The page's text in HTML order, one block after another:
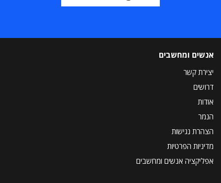
אנשים ומחשבים
יצירת קשר
דרושים
אודות
הנמר
הצהרת נגישות
מדיניות הפרטיות
אפליקציה אנשים ומחשבים